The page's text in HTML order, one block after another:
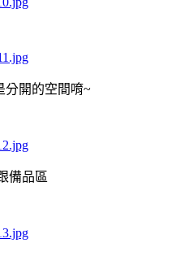
分開的空間唷~
備品區